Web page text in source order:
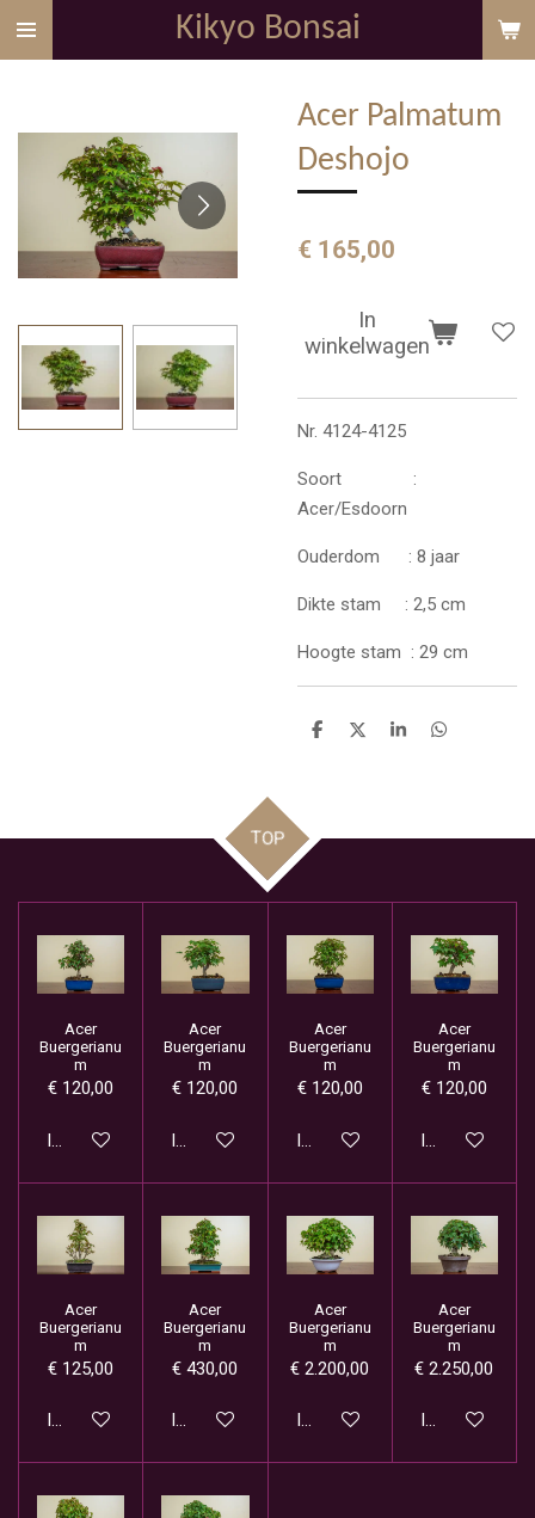
Ga
direct
hoofdinhoud
Kikyo Bonsai
Acer Palmatum
Deshojo
€ 165,00
In
winkelwagen
Nr. 4124-4125
Soort :
Acer/Esdoorn
Ouderdom : 8 jaar
Dikte stam : 2,5 cm
Hoogte stam : 29 cm
D
D
S
D
TOP
Acer
Buergerianu
m
€ 120,00
In winkelwagen
Acer
Buergerianu
m
€ 120,00
In winkelwagen
Acer
Buergerianu
m
€ 120,00
In winkelwagen
Acer
Buergerianu
m
€ 120,00
In
Acer
Buergerianu
m
€ 125,00
In winkelwagen
Acer
Buergerianu
m
€ 430,00
In winkelwagen
Acer
Buergerianu
m
€ 2.200,00
In winkelwagen
Acer
Buergerianu
m
€ 2.250,00
In